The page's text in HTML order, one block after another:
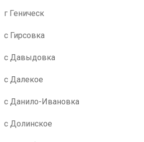
г Геническ
с Гирсовка
с Давыдовка
с Далекое
с Данило-Ивановка
с Долинское